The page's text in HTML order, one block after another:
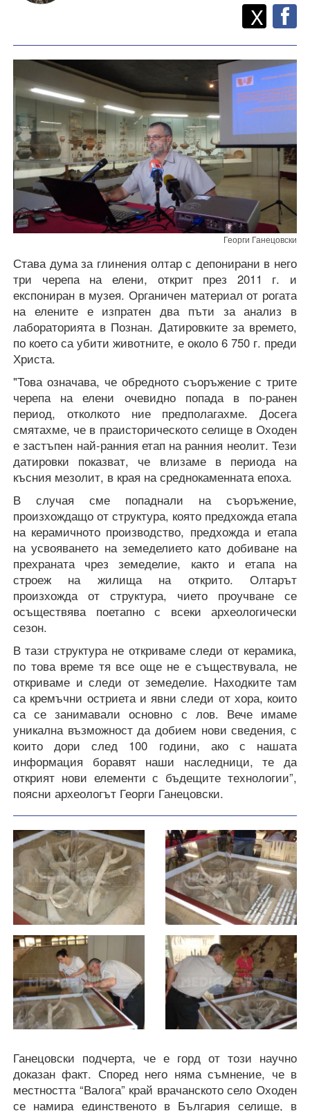
Споделете
X
Георги Ганецовски
Става дума за глинения олтар с депонирани в него
три черепа на елени, открит през 2011 г. и
експониран в музея. Органичен материал от рогата
на елените е изпратен два пъти за анализ в
лабораторията в Познан. Датировките за времето,
по което са убити животните, е около 6 750 г. преди
Христа.
"Това означава, че обредното съоръжение с трите
черепа на елени очевидно попада в по-ранен
период, отколкото ние предполагахме. Досега
смятахме, че в праисторическото селище в Оходен
е застъпен най-ранния етап на ранния неолит. Тези
датировки показват, че влизаме в периода на
късния мезолит, в края на среднокаменната епоха.
В случая сме попаднали на съоръжение,
произхождащо от структура, която предхожда етапа
на керамичното производство, предхожда и етапа
на усвояването на земеделието като добиване на
прехраната чрез земеделие, както и етапа на
строеж на жилища на открито. Олтарът
произхожда от структура, чието проучване се
осъществява поетапно с всеки археологически
сезон.
В тази структура не откриваме следи от керамика,
по това време тя все още не е съществувала, не
откриваме и следи от земеделие. Находките там
са кремъчни остриета и явни следи от хора, които
са се занимавали основно с лов. Вече имаме
уникална възможност да добием нови сведения, с
които дори след 100 години, ако с нашата
информация боравят наши наследници, те да
открият нови елементи с бъдещите технологии”,
поясни археологът Георги Ганецовски.
Ганецовски подчерта, че е горд от този научно
доказан факт. Според него няма съмнение, че в
местността “Валога” край врачанското село Оходен
се намира единственото в България селище, в